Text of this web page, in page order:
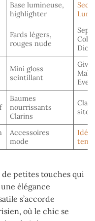
Base lumineuse,
highlighter
Fards légers,
rouges nude
Dior
Mini gloss
scintillant
Ever
Baumes
nourrissants
Clarins
site
Accessoires
mode
de petites touches qui
élégance
s’accorde
où le chic se